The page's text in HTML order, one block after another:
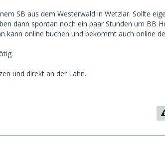
SB aus dem Westerwald in Wetzlar. Sollte
dann spontan noch ein paar Stunden um BB
kann online buchen und bekommt auch online
und direkt an der Lahn.